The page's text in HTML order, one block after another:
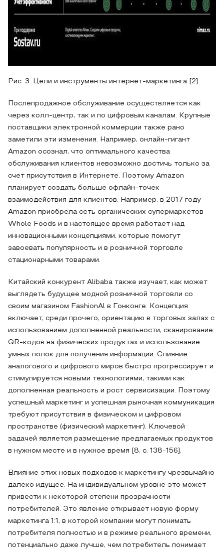
Рис. 3. Цели и инструменты интернет-маркетинга [2]
Послепродажное обслуживание осуществляется как
через колл-центр, так и по цифровым каналам. Крупные
поставщики электронной коммерции также рано
заметили эти изменения. Например, онлайн-гигант
Amazon осознал, что оптимального качества
обслуживания клиентов невозможно достичь только за
счет присутствия в Интернете. Поэтому Amazon
планирует создать больше офлайн-точек
взаимодействия для клиентов. Например, в 2017 году
Amazon приобрела сеть органических супермаркетов
Whole Foods и в настоящее время работает над
инновационными концепциями, которые помогут
завоевать популярность и в розничной торговле
стационарными товарами.
Китайский конкурент Alibaba также изучает, как может
выглядеть будущее модной розничной торговли со
своим магазином FashionAl в Гонконге. Концепция
включает, среди прочего, ориентацию в торговых залах с
использованием дополненной реальности, сканирование
QR-кодов на физических продуктах и использование
умных полок для получения информации. Слияние
аналогового и цифрового миров быстро прогрессирует и
стимулируется новыми технологиями, такими как
дополненная реальность и рост сервисизации. Поэтому
успешный маркетинг и успешная рыночная коммуникация
требуют присутствия в физическом и цифровом
пространстве (физический маркетинг). Ключевой
задачей является размещение предлагаемых продуктов
в нужном месте и в нужное время [8, c. 138-156].
Влияние этих новых подходов к маркетингу чрезвычайно
далеко идущее. На индивидуальном уровне это может
привести к некоторой степени прозрачности
потребителей. Это явление открывает новую форму
маркетинга 1:1, в которой компании могут понимать
потребителя полностью и в режиме реального времени,
потенциально даже лучше, чем потребитель понимает